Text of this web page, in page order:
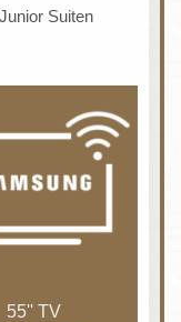
Suiten
55'' TV